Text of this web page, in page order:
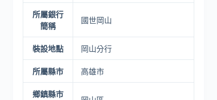
所屬銀行
簡稱
國世岡山
裝設地點 岡山分行
所屬縣市 高雄市
鄉鎮縣市